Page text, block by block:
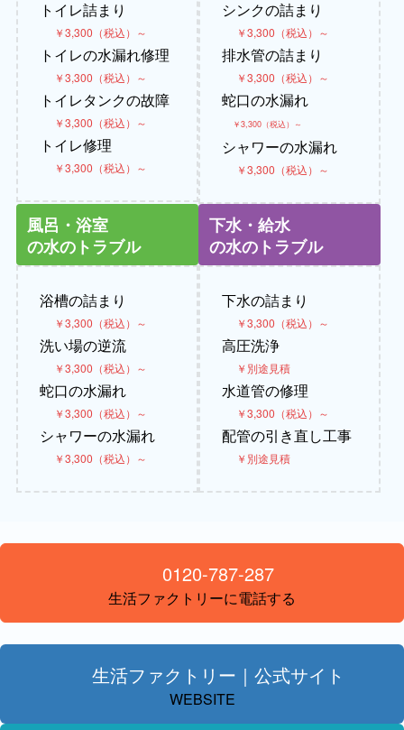
トイレ詰まり
￥3,300（税込）～
トイレの水漏れ修理
￥3,300（税込）～
トイレタンクの故障
￥3,300（税込）～
トイレ修理
￥3,300（税込）～
シンクの詰まり
￥3,300（税込）～
排水管の詰まり
￥3,300（税込）～
蛇口の水漏れ
￥3,300（税込）～
シャワーの水漏れ
￥3,300（税込）～
風呂・浴室
の水のトラブル
浴槽の詰まり
￥3,300（税込）～
洗い場の逆流
￥3,300（税込）～
蛇口の水漏れ
￥3,300（税込）～
シャワーの水漏れ
￥3,300（税込）～
下水・給水
の水のトラブル
下水の詰まり
￥3,300（税込）～
高圧洗浄
￥別途見積
水道管の修理
￥3,300（税込）～
配管の引き直し工事
￥別途見積
0120-787-287
生活ファクトリーに電話する
生活ファクトリー｜公式サイト
WEBSITE